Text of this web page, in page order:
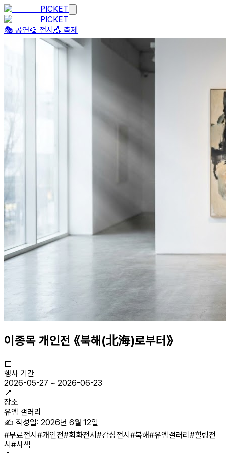
PICKET
PICKET
🎭 공연🎨 전시 🎪 축제
이종목 개인전 《북해(北海)로부터》
📅
행사 기간
2026-05-27 ~ 2026-06-23
📍
장소
유엠 갤러리
✍️ 작성일: 2026년 6월 12일
#무료전시 #개인전#회화전시 #감성전시 #북해#유엠갤러리 #힐링전
시 #사색